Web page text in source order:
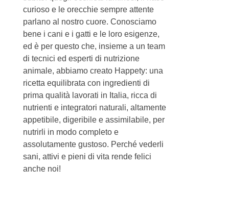
curioso e le orecchie sempre attente
parlano al nostro cuore. Conosciamo
bene i cani e i gatti e le loro esigenze,
ed è per questo che, insieme a un team
di tecnici ed esperti di nutrizione
animale, abbiamo creato Happety: una
ricetta equilibrata con ingredienti di
prima qualità lavorati in Italia, ricca di
nutrienti e integratori naturali, altamente
appetibile, digeribile e assimilabile, per
nutrirli in modo completo e
assolutamente gustoso. Perché vederli
sani, attivi e pieni di vita rende felici
anche noi!